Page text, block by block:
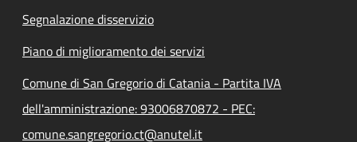
Segnalazione disservizio
Piano di miglioramento dei servizi
Comune di San Gregorio di Catania - Partita IVA
dell'amministrazione: 93006870872 - PEC:
comune.sangregorio.ct@anutel.it